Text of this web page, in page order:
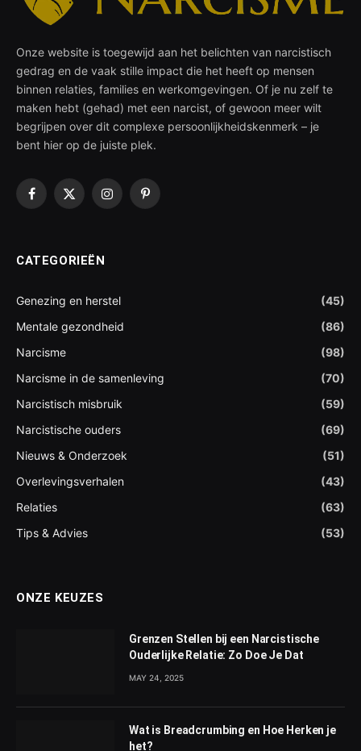
Onze website is toegewijd aan het belichten van narcistisch
gedrag en de vaak stille impact die het heeft op mensen
binnen relaties, families en werkomgevingen. Of je nu zelf te
maken hebt (gehad) met een narcist, of gewoon meer wilt
begrijpen over dit complexe persoonlijkheidskenmerk – je
bent hier op de juiste plek.
Facebook
X
InstagramPinterest
CATEGORIEËN
Genezing en herstel
(45)
Mentale gezondheid
(86)
Narcisme
(98)
Narcisme in de samenleving
(70)
Narcistisch misbruik
(59)
Narcistische ouders
(69)
Nieuws & Onderzoek
(51)
Overlevingsverhalen
(43)
Relaties
(63)
Tips & Advies
(53)
ONZE KEUZES
Grenzen Stellen bij een Narcistische
Ouderlijke Relatie: Zo Doe Je Dat
MAY 24, 2025
Wat is Breadcrumbing en Hoe Herken je
het?